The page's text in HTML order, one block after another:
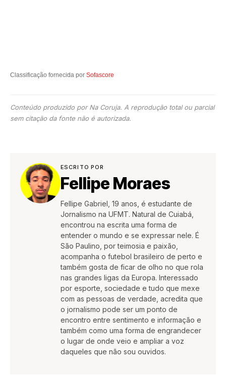
Classificação fornecida por Sofascore
Conteúdo produzido por Na Coruja. A reprodução total ou parcial
sem citação da fonte não é autorizada.
ESCRITO POR
Fellipe Moraes
Fellipe Gabriel, 19 anos, é estudante de
Jornalismo na UFMT. Natural de Cuiabá,
encontrou na escrita uma forma de
entender o mundo e se expressar nele. É
São Paulino, por teimosia e paixão,
acompanha o futebol brasileiro de perto e
também gosta de ficar de olho no que rola
nas grandes ligas da Europa. Interessado
por esporte, sociedade e tudo que mexe
com as pessoas de verdade, acredita que
o jornalismo pode ser um ponto de
encontro entre sentimento e informação e
também como uma forma de engrandecer
o lugar de onde veio e ampliar a voz
daqueles que não sou ouvidos.